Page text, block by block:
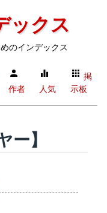
ックス
のインデックス
作者 人気
掲
示板
ー】